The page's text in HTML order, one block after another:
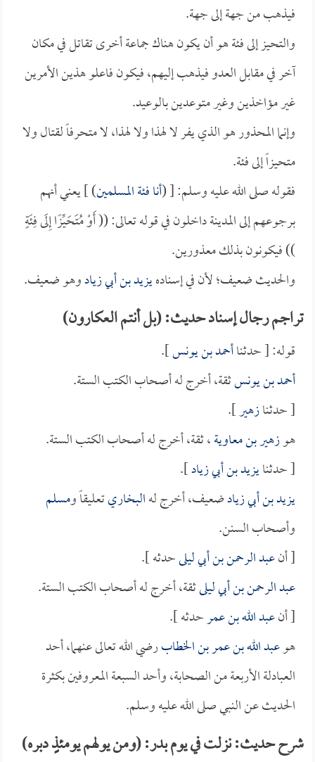
فيذهب من جهة إلى جهة.
والتحيز إلى فئة هو أن يكون هناك جماعة أخرى تقاتل في مكان
آخر في مقابل العدو فيذهب إليهم، فيكون فاعلو هذين الأمرين
غير مؤاخذين وغير متوعدين بالوعيد.
وإنما المحذور هو الذي يفر لا لهذا ولا لهذا، لا متحرفاً لقتال ولا
متحيزاً إلى فئة.
فقوله صلى الله عليه وسلم: [ (أنا فئة المسلمين) ] يعني أنهم
برجوعهم إلى المدينة داخلون في قوله تعالى: (( أَوْ مُتَحَيِّزًا إِلَى فِئَةٍ
)) فيكونون بذلك معذورين.
والحديث ضعيف؛ لأن في إسنادهيزيد بن أبي زيادوهو ضعيف.
تراجم رجال إسناد حديث: (بل أنتم العكارون)
قوله: [ حدثناأحمد بن يونس].
أحمد بن يونسثقة، أخرج له أصحاب الكتب الستة.
[ حدثنازهير].
هوزهير بن معاوية، ثقة، أخرج له أصحاب الكتب الستة.
[ حدثنايزيد بن أبي زياد].
يزيد بن أبي زيادضعيف، أخرج لهالبخاريتعليقاً ومسلم
وأصحاب السنن.
[ أنعبد الرحمن بن أبي ليلىحدثه ].
عبد الرحمن بن أبي ليلىثقة، أخرج له أصحاب الكتب الستة.
[ أنعبد الله بن عمرحدثه ].
هوعبد الله بن عمر بن الخطابرضي الله تعالى عنهما، أحد
العبادلة الأربعة من الصحابة، وأحد السبعة المعروفين بكثرة
الحديث عن النبي صلى الله عليه وسلم.
شرح حديث: نزلت في يوم بدر: (ومن يولهم يومئذٍ دبره)